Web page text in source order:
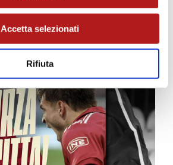
Accetta selezionati
Rifiuta